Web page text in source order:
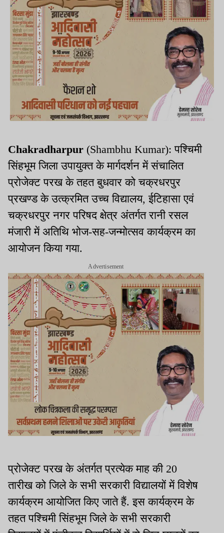
Chakradharpur (Shambhu Kumar): पश्चिमी
सिंहभूम जिला उपायुक्त के मार्गदर्शन में संचालित
प्रोजेक्ट परख के तहत बुधवार को चक्रधरपुर
प्रखण्ड के उत्क्रमित उच्च विद्यालय, ईटिहासा एवं
चक्रधरपुर नगर परिषद क्षेत्र अंतर्गत रानी रसल
मंजारी में अतिथि भोज-सह-जन्मोत्सव कार्यक्रम का
आयोजन किया गया.
Advertisement
प्रोजेक्ट परख के अंतर्गत प्रत्येक माह की 20
तारीख को जिले के सभी सरकारी विद्यालयों में विशेष
कार्यक्रम आयोजित किए जाते हैं. इस कार्यक्रम के
तहत पश्चिमी सिंहभूम जिले के सभी सरकारी